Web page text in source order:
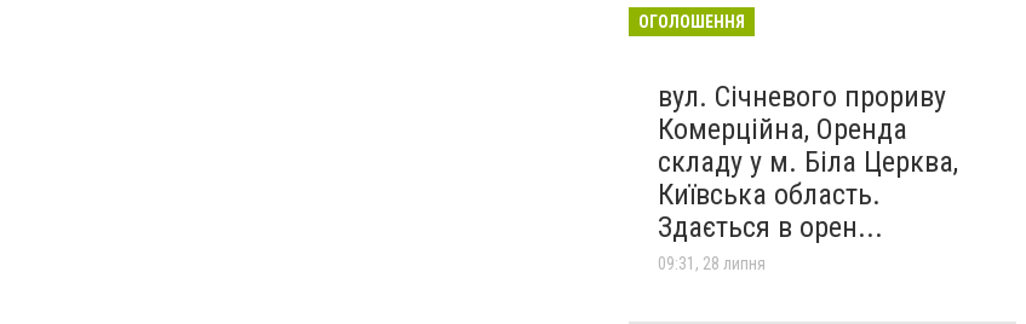
ОГОЛОШЕННЯ
вул. Січневого прориву
Комерційна, Оренда
складу у м. Біла Церква,
Київська область.
Здається в орен...
09:31, 28 липня